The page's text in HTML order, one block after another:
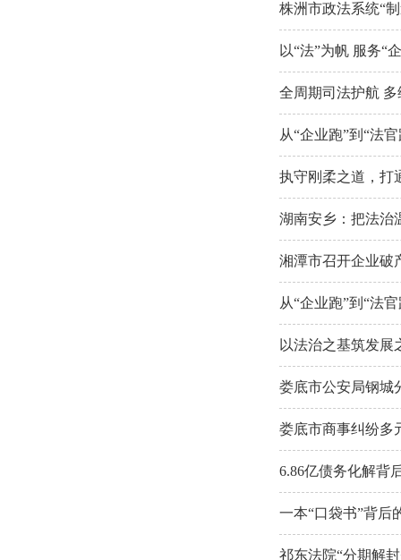
株洲市政法系统“
以“法”为帆 服务
全周期司法护航
从“企业跑”到“法
执守刚柔之道，打
湖南安乡：把法治
湘潭市召开企业破
从“企业跑”到“法
以法治之基筑发
娄底市公安局钢城
娄底市商事纠纷多
6.86亿债务化解背
一本“口袋书”背
祁东法院“分期解